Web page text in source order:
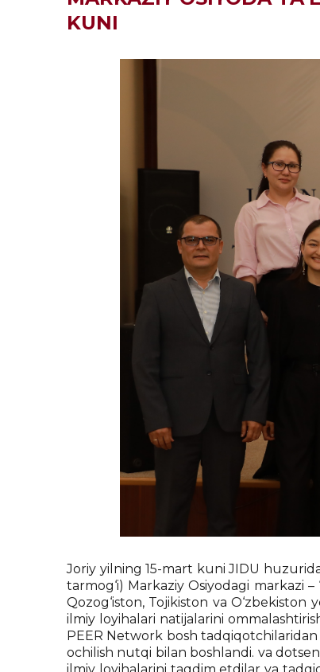
KUNI
Joriy yilning 15-mart kuni JIDU
tarmog‘i) Markaziy Osiyodagi markazi
Qozog‘iston, Tojikiston va O‘zbekiston
ilmiy loyihalari natijalarini
PEER Network bosh
ochilish nutqi bilan boshlandi. va